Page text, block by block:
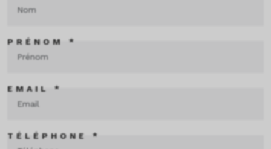
PRÉNOM *
EMAIL *
TÉLÉPHONE *